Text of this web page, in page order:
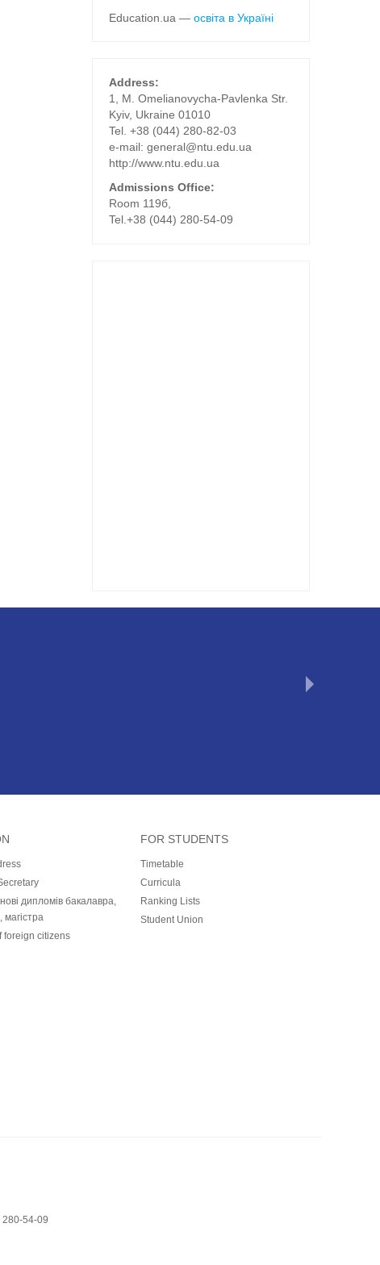
Education.ua — освіта в Україні
Address:
1, M. Omelianovycha-Pavlenka Str.
Kyiv, Ukraine 01010
Tel. +38 (044) 280-82-03
е-mail: general@ntu.edu.ua
http://www.ntu.edu.ua
Admissions Office:
Room 119б,
Tel.+38 (044) 280-54-09
дипломів бакалавра,
магістра
foreign citizens
FOR STUDENTS
Timetable
Curricula
Ranking Lists
Student Union
280-54-09